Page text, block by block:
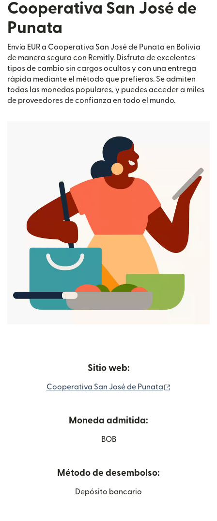
Cooperativa San José de
Punata
Envía EUR a Cooperativa San José de Punata en Bolivia
de manera segura con Remitly. Disfruta de excelentes
tipos de cambio sin cargos ocultos y con una entrega
rápida mediante el método que prefieras. Se admiten
todas las monedas populares, y puedes acceder a miles
de proveedores de confianza en todo el mundo.
Sitio web:
Cooperativa San José de Punata
Moneda admitida:
BOB
Método de desembolso:
Depósito bancario